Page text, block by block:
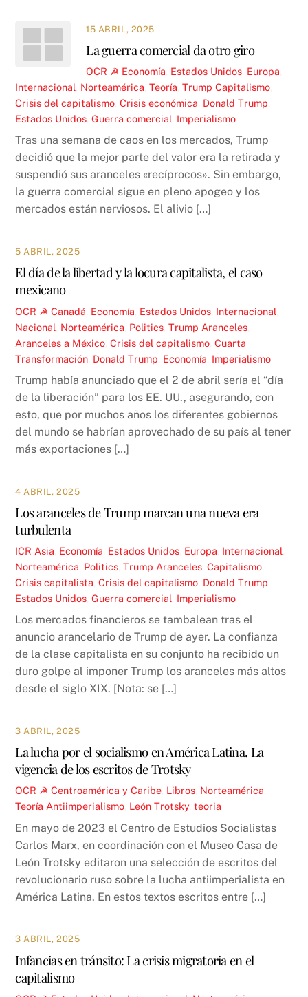
15 ABRIL, 2025
La guerra comercial da otro giro
OCR ☭ Economía Estados Unidos Europa
Internacional Norteamérica ,Teoría ,Trump Capitalismo
Crisis del capitalismo ,Crisis económica Donald Trump
Estados Unidos ,Guerra comercial Imperialismo
Tras una semana de caos en los mercados, Trump
decidió que la mejor parte del valor era la retirada y
suspendió sus aranceles «recíprocos». Sin embargo,
la guerra comercial sigue en pleno apogeo y los
mercados están nerviosos. El alivio […]
5 ABRIL, 2025
El día de la libertad y la locura capitalista, el caso
mexicano
OCR ☭ Canadá Economía Estados Unidos Internacional
Nacional Norteamérica Politics ,Trump Aranceles
Aranceles a México ,Crisis del capitalismo ,Cuarta
Transformación Donald Trump Economía Imperialismo
Trump había anunciado que el 2 de abril sería el “día
de la liberación” para los EE. UU., asegurando, con
esto, que por muchos años los diferentes gobiernos
del mundo se habrían aprovechado de su país al tener
más exportaciones […]
4 ABRIL, 2025
Los aranceles de Trump marcan una nueva era
turbulenta
ICR Asia Economía Estados Unidos Europa Internacional
Norteamérica Politics ,Trump Aranceles ,Capitalismo
Crisis capitalista ,Crisis del capitalismo Donald Trump
Estados Unidos ,Guerra comercial Imperialismo
Los mercados financieros se tambalean tras el
anuncio arancelario de Trump de ayer. La confianza
de la clase capitalista en su conjunto ha recibido un
duro golpe al imponer Trump los aranceles más altos
desde el siglo XIX. [Nota: se […]
3 ABRIL, 2025
La lucha por el socialismo en América Latina. La
vigencia de los escritos de Trotsky
OCR ☭ Centroamérica y Caribe Libros Norteamérica
Teoría Antiimperialismo León Trotsky,teoria
En mayo de 2023 el Centro de Estudios Socialistas
Carlos Marx, en coordinación con el Museo Casa de
León Trotsky editaron una selección de escritos del
revolucionario ruso sobre la lucha antiimperialista en
América Latina. En estos textos escritos entre […]
3 ABRIL, 2025
Infancias en tránsito: La crisis migratoria en el
capitalismo